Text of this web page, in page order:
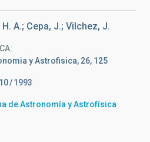
A.; Cepa, J.; Vilchez, J.
y Astrofisica, 26, 125
10 1993
de Astronomía y Astrofísica